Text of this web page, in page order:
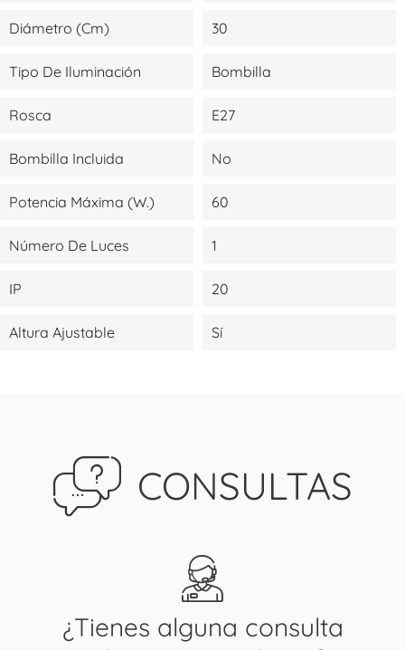
Diámetro (cm) 30
Tipo De Iluminación Bombilla
Rosca E27
Bombilla Incluida No
Potencia Máxima (W.) 60
Número De Luces 1
IP 20
Altura Ajustable Sí
CONSULTAS
¿Tienes alguna consulta